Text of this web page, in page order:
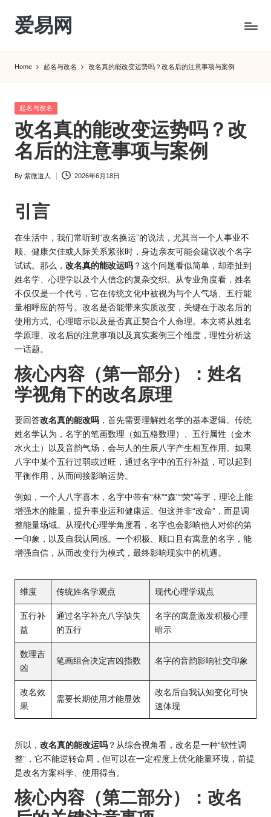
Skip
content
爱易网
转
农
历
阴
历
Home 起名与改名 改名真的能改变运势吗？改名后的注意事项与案例
Posted
起名与改名
改名真的能改变运势吗？改
名后的注意事项与案例
Posted
By 紫微道人 2026年6月18日
引言
在生活中，我们常听到“改名换运”的说法，尤其当一个人事业不
顺、健康欠佳或人际关系紧张时，身边亲友可能会建议改个名字
试试。那么， 改名真的能改运吗 ？这个问题看似简单，却牵扯到
姓名学、心理学以及个人信念的复杂交织。从专业角度看，姓名
不仅仅是一个代号，它在传统文化中被视为与个人气场、五行能
量相呼应的符号。改名是否能带来实质改变，关键在于改名后的
使用方式、心理暗示以及是否真正契合个人命理。本文将从姓名
学原理、改名后的注意事项以及真实案例三个维度，理性分析这
一话题。
核心内容（第一部分）：姓名
学视角下的改名原理
要回答改名真的能改吗 ，首先需要理解姓名学的基本逻辑。传统
姓名学认为，名字的笔画数理（如五格数理）、五行属性（金木
水火土）以及音韵气场，会与人的生辰八字产生相互作用。如果
八字中某个五行过弱或过旺，通过名字中的五行补益，可以起到
平衡作用，从而间接影响运势。
例如，一个人八字喜木，名字中带有“林”“森”“荣”等字，理论上能
增强木的能量，提升事业运和健康运。但这并非“改命”，而是调
整能量场域。从现代心理学角度看，名字也会影响他人对你的第
一印象，以及自我认同感。一个积极、顺口且有寓意的名字，能
增强自信，从而改变行为模式，最终影响现实中的机遇。
维度 传统姓名学观点 现代心理学观点
五行补
益
通过名字补充八字缺失
的五行
名字的寓意激发积极心理
暗示
数理吉
凶
笔画组合决定吉凶指数 名字的音韵影响社交印象
改名效
果
需要长期使用才能显效
改名后自我认知变化可快
速体现
所以， 改名真的能改运吗 ？从综合视角看，改名是一种“软性调
整”，它不能逆转命局，但可以在一定程度上优化能量环境，前提
是改名方案科学、使用得当。
核心内容（第二部分）：改名